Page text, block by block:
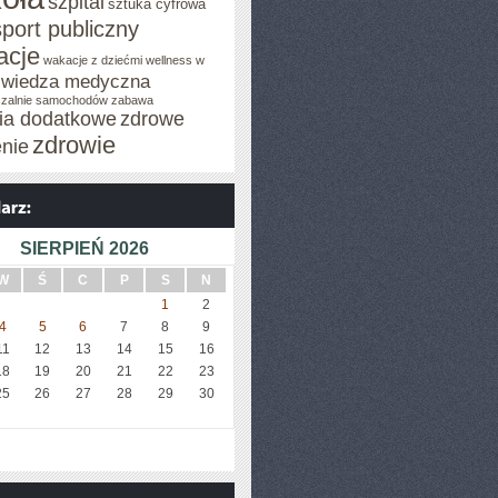
sztuka cyfrowa
publiczny
wakacje z dziećmi wellness w
wiedza medyczna
samochodów zabawa
dodatkowezdrowe
zdrowie
SIERPIEŃ 2026
Ś C P S
N
1
2
5 6 7 8
9
12 13 14 15
16
19 20 21 22
23
26 27 28 29 30